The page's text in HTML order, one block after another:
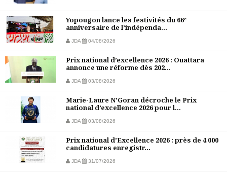
Yopougon lance les festivités du 66ᵉ
anniversaire de l’indépenda...
JDA 04/08/2026
Prix national d’excellence 2026 : Ouattara
annonce une réforme dès 202...
JDA 03/08/2026
Marie-Laure N’Goran décroche le Prix
national d’excellence 2026 pour l...
JDA 03/08/2026
Prix national d’Excellence 2026 : près de 4 000
candidatures enregistr...
JDA 31/07/2026